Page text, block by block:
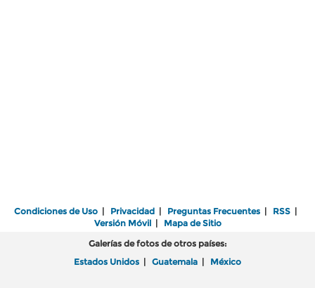
Condiciones de Uso | Privacidad | Preguntas Frecuentes | RSS |
Versión Móvil| Mapa de Sitio
Galerías de fotos de otros países:
Estados Unidos | Guatemala | México